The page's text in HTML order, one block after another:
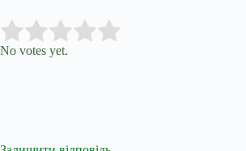
Rate this item:
No votes yet.